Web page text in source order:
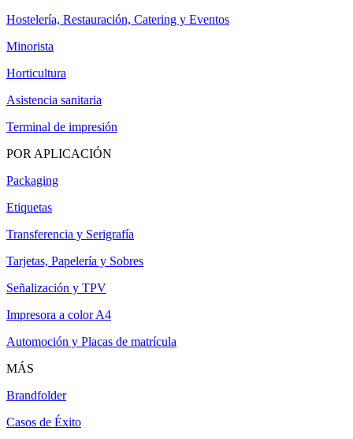
Hostelería, Restauración, Catering y Eventos
Minorista
Horticultura
Asistencia sanitaria
Terminal de impresión
POR APLICACIÓN
Packaging
Etiquetas
Transferencia y Serigrafía
Tarjetas, Papelería y Sobres
Señalización y TPV
Impresora a color A4
Automoción y Placas de matrícula
MÁS
Brandfolder
Casos de Éxito